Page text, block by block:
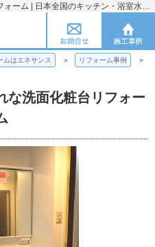
たっぷり収納！おしゃれな洗面化粧台リフォーム | 日本全国のキッチン・浴室水廻りのリフォームのことならエネサンス
ムはエネサンス リフォーム事例
な洗面化粧台リフォー